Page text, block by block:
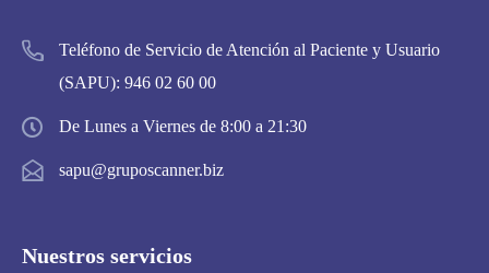
Teléfono de Servicio de Atención al Paciente y Usuario
(SAPU): 946 02 60 00
De Lunes a Viernes de 8:00 a 21:30
sapu@gruposcanner.biz
Nuestros servicios